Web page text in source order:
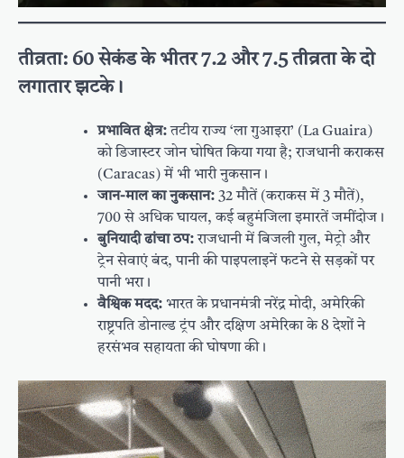
तीव्रता: 60 सेकंड के भीतर 7.2 और 7.5 तीव्रता के दो
लगातार झटके।
प्रभावित क्षेत्र:तटीय राज्य ‘ला गुआइरा’ (La Guaira)
को डिजास्टर जोन घोषित किया गया है; राजधानी कराकस
(Caracas) में भी भारी नुकसान।
जान-माल का नुकसान: 32 मौतें (कराकस में 3 मौतें),
700 से अधिक घायल, कई बहुमंजिला इमारतें जमींदोज।
बुनियादी ढांचा ठप:राजधानी में बिजली गुल, मेट्रो और
ट्रेन सेवाएं बंद, पानी की पाइपलाइनें फटने से सड़कों पर
पानी भरा।
वैश्विक मदद: भारत के प्रधानमंत्री नरेंद्र मोदी, अमेरिकी
राष्ट्रपति डोनाल्ड ट्रंप और दक्षिण अमेरिका के 8 देशों ने
हरसंभव सहायता की घोषणा की।